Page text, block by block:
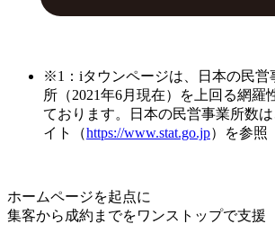
※1：iタウンページは、日本の民営
所（2021年6月現在）を上回る網羅
ております。日本の民営事業所数
イト（https://www.stat.go.jp）を参照
ホームページを起点に
集客から成約までをワンストップで支援